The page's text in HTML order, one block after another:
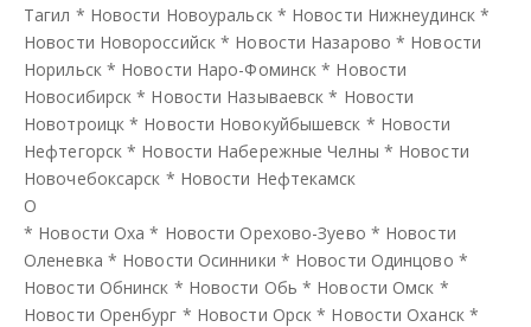
Тагил * Новости Новоуральск * Новости Нижнеудинск *
Новости Новороссийск * Новости Назарово * Новости
Норильск * Новости Наро-Фоминск * Новости
Новосибирск * Новости Называевск * Новости
Новотроицк * Новости Новокуйбышевск * Новости
Нефтегорск * Новости Набережные Челны * Новости
Новочебоксарск * Новости Нефтекамск
О
* Новости Оха * Новости Орехово-Зуево * Новости
Оленевка * Новости Осинники * Новости Одинцово *
Новости Обнинск * Новости Обь * Новости Омск *
Новости Оренбург * Новости Орск * Новости Оханск *